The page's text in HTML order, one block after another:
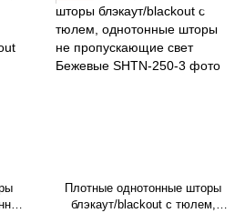
Плотные однотонные шторы
блэкаут/blackout с тюлем,